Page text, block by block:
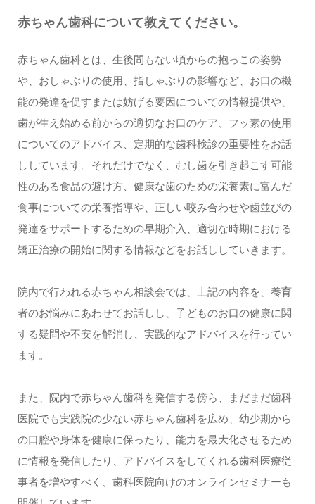
赤ちゃん歯科について教えてください。
赤ちゃん歯科とは、生後間もない頃からの抱っこの姿勢
や、おしゃぶりの使用、指しゃぶりの影響など、お口の機
能の発達を促すまたは妨げる要因についての情報提供や、
歯が生え始める前からの適切なお口のケア、フッ素の使用
についてのアドバイス、定期的な歯科検診の重要性をお話
ししています。それだけでなく、むし歯を引き起こす可能
性のある食品の避け方、健康な歯のための栄養素に富んだ
食事についての栄養指導や、正しい咬み合わせや歯並びの
発達をサポートするための早期介入、適切な時期における
矯正治療の開始に関する情報などをお話ししていきます。
院内で行われる赤ちゃん相談会では、上記の内容を、養育
者のお悩みにあわせてお話しし、子どものお口の健康に関
する疑問や不安を解消し、実践的なアドバイスを行ってい
ます。
また、院内で赤ちゃん歯科を発信する傍ら、まだまだ歯科
医院でも実践院の少ない赤ちゃん歯科を広め、幼少期から
の口腔や身体を健康に保ったり、能力を最大化させるため
に情報を発信したり、アドバイスをしてくれる歯科医療従
事者を増やすべく、歯科医院向けのオンラインセミナーも